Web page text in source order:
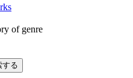
of genre
する